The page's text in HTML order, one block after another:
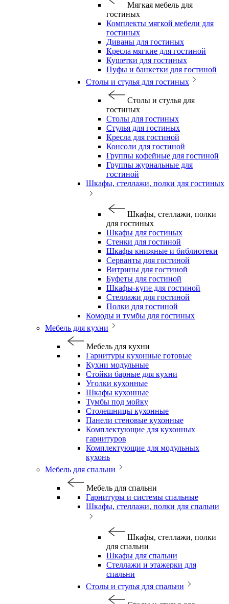
Мягкая мебель для
гостиных
Комплекты мягкой мебели для
гостиных
Диваны для гостиных
Кресла мягкие для гостиной
Кушетки для гостиных
Пуфы и банкетки для гостиной
Столы и стулья для гостиных
Столы и стулья для
гостиных
Столы для гостиных
Стулья для гостиных
Кресла для гостиной
Консоли для гостиной
Группы кофейные для гостиной
Группы журнальные для
гостиной
Шкафы, стеллажи, полки для гостиных
Шкафы, стеллажи, полки
для гостиных
Шкафы для гостиных
Стенки для гостиной
Шкафы книжные и библиотеки
Серванты для гостиной
Витрины для гостиной
Буфеты для гостиной
Шкафы-купе для гостиной
Стеллажи для гостиной
Полки для гостиной
Комоды и тумбы для гостиных
Мебель для кухни
Мебель для кухни
Гарнитуры кухонные готовые
Кухни модульные
Стойки барные для кухни
Уголки кухонные
Шкафы кухонные
Тумбы под мойку
Столешницы кухонные
Панели стеновые кухонные
Комплектующие для кухонных
гарнитуров
Комплектующие для модульных
кухонь
Мебель для спальни
Мебель для спальни
Гарнитуры и системы спальные
Шкафы, стеллажи, полки для спальни
Шкафы, стеллажи, полки
для спальни
Шкафы для спальни
Стеллажи и этажерки для
спальни
Столы и стулья для спальни